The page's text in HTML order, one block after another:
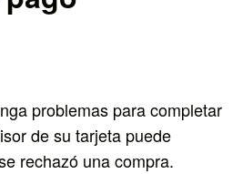
problemas para completar
de su tarjeta puede
rechazó una compra.